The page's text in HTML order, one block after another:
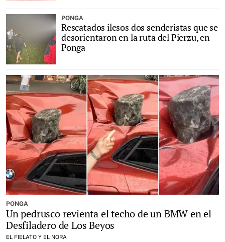
PONGA
Rescatados ilesos dos senderistas que se
desorientaron en la ruta del Pierzu, en
Ponga
PONGA
Un pedrusco revienta el techo de un BMW en el
Desfiladero de Los Beyos
EL FIELATO Y EL NORA